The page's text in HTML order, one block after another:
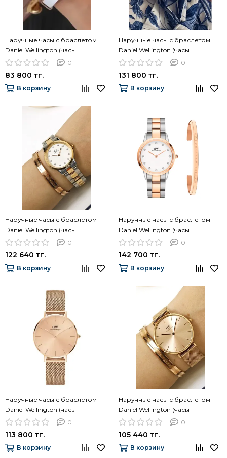
Наручные часы с браслетом
Daniel Wellington (часы
DW00100313 + браслет
0
83 800 тг.
В корзину
Наручные часы с браслетом
Daniel Wellington (часы
DW00100313 + браслет
0
131 800 тг.
В корзину
Наручные часы с браслетом
Daniel Wellington (часы
DW00100359 + браслет
0
122 640 тг.
В корзину
Наручные часы с браслетом
Daniel Wellington (часы
DW00100358 + браслет
0
142 700 тг.
В корзину
Наручные часы с браслетом
Daniel Wellington (часы
DW00100470 + браслет
0
113 800 тг.
В корзину
Наручные часы с браслетом
Daniel Wellington (часы
DW00100471 + браслет
0
105 440 тг.
В корзину